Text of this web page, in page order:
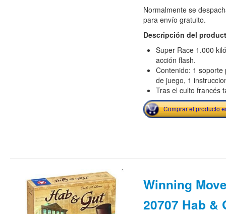
Normalmente se
para envío gratuito.
Descripción del
Super Race 1.000
acción flash.
Contenido: 1
de juego, 1
Tras el culto francés
Comprar el producto
Winning
20707 Hab &